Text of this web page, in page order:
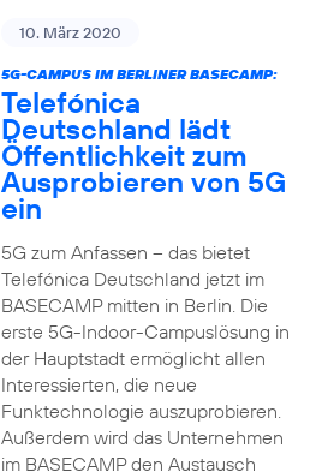
10. März 2020
5G-CAMPUS IM BERLINER BASECAMP:
Telefónica
Deutschland lädt
Öffentlichkeit zum
Ausprobieren von 5G
ein
5G zum Anfassen – das bietet
Telefónica Deutschland jetzt im
BASECAMP mitten in Berlin. Die
erste 5G-Indoor-Campuslösung in
der Hauptstadt ermöglicht allen
Interessierten, die neue
Funktechnologie auszuprobieren.
Außerdem wird das Unternehmen
im BASECAMP den Austausch